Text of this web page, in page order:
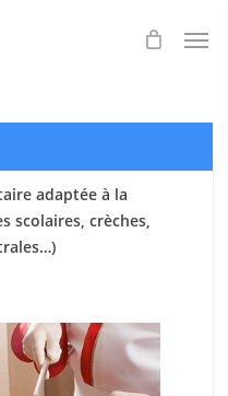
adaptée à la
scolaires, crèches,